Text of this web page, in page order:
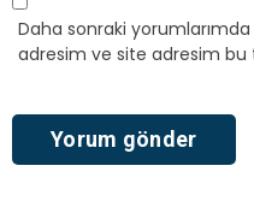
Daha sonraki
adresim ve site adresim bu